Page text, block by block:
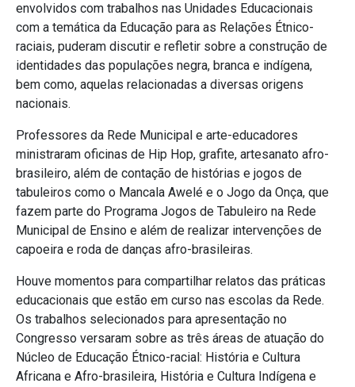
envolvidos com trabalhos nas Unidades Educacionais
com a temática da Educação para as Relações Étnico-
raciais, puderam discutir e refletir sobre a construção de
identidades das populações negra, branca e indígena,
bem como, aquelas relacionadas a diversas origens
nacionais.
Professores da Rede Municipal e arte-educadores
ministraram oficinas de Hip Hop, grafite, artesanato afro-
brasileiro, além de contação de histórias e jogos de
tabuleiros como o Mancala Awelé e o Jogo da Onça, que
fazem parte do Programa Jogos de Tabuleiro na Rede
Municipal de Ensino e além de realizar intervenções de
capoeira e roda de danças afro-brasileiras.
Houve momentos para compartilhar relatos das práticas
educacionais que estão em curso nas escolas da Rede.
Os trabalhos selecionados para apresentação no
Congresso versaram sobre as três áreas de atuação do
Núcleo de Educação Étnico-racial: História e Cultura
Africana e Afro-brasileira, História e Cultura Indígena e